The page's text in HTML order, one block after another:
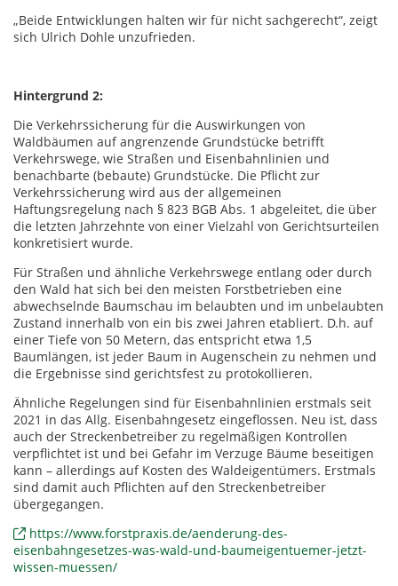
„Beide Entwicklungen halten wir für nicht sachgerecht“, zeigt
sich Ulrich Dohle unzufrieden.
Hintergrund 2:
Die Verkehrssicherung für die Auswirkungen von
Waldbäumen auf angrenzende Grundstücke betrifft
Verkehrswege, wie Straßen und Eisenbahnlinien und
benachbarte (bebaute) Grundstücke. Die Pflicht zur
Verkehrssicherung wird aus der allgemeinen
Haftungsregelung nach § 823 BGB Abs. 1 abgeleitet, die über
die letzten Jahrzehnte von einer Vielzahl von Gerichtsurteilen
konkretisiert wurde.
Für Straßen und ähnliche Verkehrswege entlang oder durch
den Wald hat sich bei den meisten Forstbetrieben eine
abwechselnde Baumschau im belaubten und im unbelaubten
Zustand innerhalb von ein bis zwei Jahren etabliert. D.h. auf
einer Tiefe von 50 Metern, das entspricht etwa 1,5
Baumlängen, ist jeder Baum in Augenschein zu nehmen und
die Ergebnisse sind gerichtsfest zu protokollieren.
Ähnliche Regelungen sind für Eisenbahnlinien erstmals seit
2021 in das Allg. Eisenbahngesetz eingeflossen. Neu ist, dass
auch der Streckenbetreiber zu regelmäßigen Kontrollen
verpflichtet ist und bei Gefahr im Verzuge Bäume beseitigen
kann – allerdings auf Kosten des Waldeigentümers. Erstmals
sind damit auch Pflichten auf den Streckenbetreiber
übergegangen.
https://www.forstpraxis.de/aenderung-des-
eisenbahngesetzes-was-wald-und-baumeigentuemer-jetzt-
wissen-muessen/